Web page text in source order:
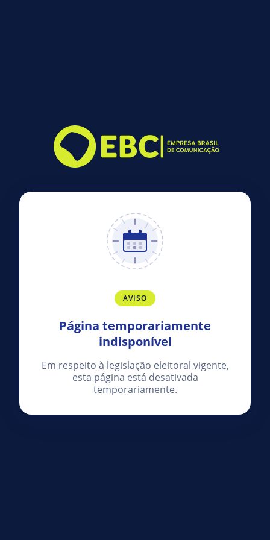
AVISO
Página temporariamente
indisponível
Em respeito à legislação eleitoral vigente,
esta página está desativada
temporariamente.